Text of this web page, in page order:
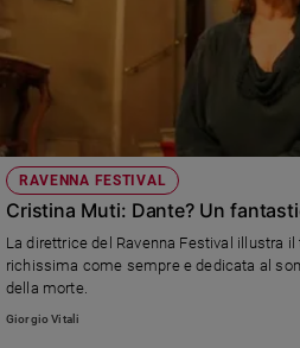
RAVENNA FESTIVAL
Cristina Muti: Dante? Un
La direttrice del Ravenna Festival illustra
richissima come sempre e dedicata al
della morte.
Giorgio Vitali